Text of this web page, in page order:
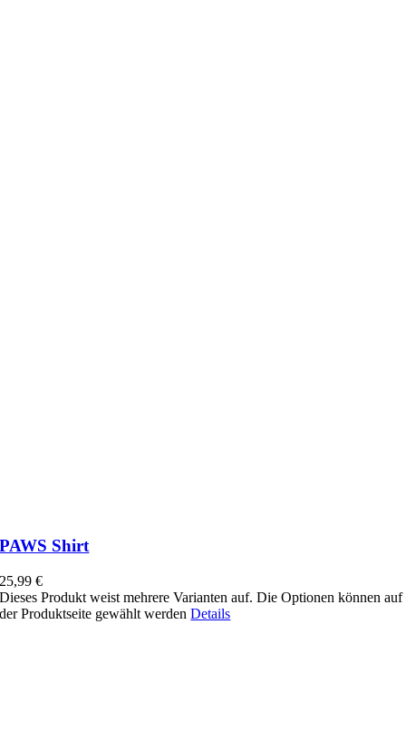
PAWS Shirt
25,99€
Dieses Produkt weist mehrere Varianten auf. Die Optionen können auf
der Produktseite gewählt werdenDetails